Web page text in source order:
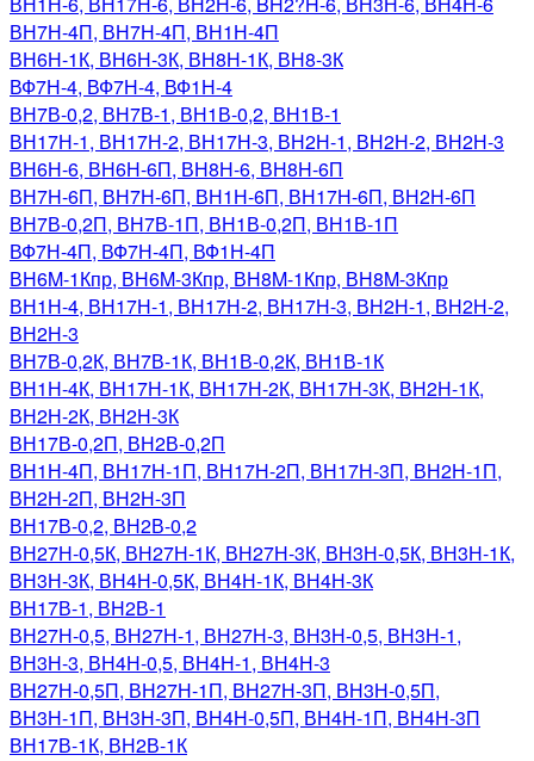
ВН7Н-4П, ВН7Н-4П, ВН1Н-4П
ВН6Н-1К, ВН6Н-3К, ВН8Н-1К, ВН8-3К
ВФ7Н-4, ВФ7Н-4, ВФ1Н-4
ВН7В-0,2, ВН7В-1, ВН1В-0,2, ВН1В-1
ВН17Н-1, ВН17Н-2, ВН17Н-3, ВН2Н-1, ВН2Н-2, ВН2Н-3
ВН6Н-6, ВН6Н-6П, ВН8Н-6, ВН8H-6П
ВН7H-6П, ВН7Н-6П, ВН1Н-6П, ВН17Н-6П, ВН2Н-6П
ВН7В-0,2П, ВН7В-1П, ВН1В-0,2П, ВН1В-1П
ВФ7Н-4П, ВФ7Н-4П, ВФ1Н-4П
ВН6M-1Кпр, ВН6M-3Кпр, ВН8M-1Кпр, ВН8M-3Кпр
ВН1Н-4, ВН17Н-1, ВН17Н-2, ВН17Н-3, ВН2Н-1, ВН2Н-2,
ВН2Н-3
ВН7В-0,2К, ВН7В-1К, ВН1В-0,2К, ВН1В-1К
ВН1Н-4К, ВН17Н-1К, ВН17Н-2К, ВН17Н-3К, ВН2Н-1К,
ВН2Н-2К, ВН2Н-3К
ВН17В-0,2П, ВН2В-0,2П
ВН1Н-4П, ВН17Н-1П, ВН17Н-2П, ВН17Н-3П, ВН2Н-1П,
ВН2Н-2П, ВН2Н-3П
ВН17В-0,2, ВН2В-0,2
ВН27Н-0,5К, ВН27Н-1К, ВН27Н-3К, ВН3Н-0,5К, ВН3Н-1К,
ВН3Н-3К, ВН4Н-0,5К, ВН4Н-1К, ВН4Н-3К
ВН17В-1, ВН2В-1
ВН27Н-0,5, ВН27Н-1, ВН27Н-3, ВН3Н-0,5, ВН3Н-1,
ВН3Н-3, ВН4Н-0,5, ВН4Н-1, ВН4Н-3
ВН27Н-0,5П, ВН27Н-1П, ВН27Н-3П, ВН3Н-0,5П,
ВН3Н-1П, ВН3Н-3П, ВН4Н-0,5П, ВН4Н-1П, ВН4Н-3П
ВН17В-1К, ВН2В-1К